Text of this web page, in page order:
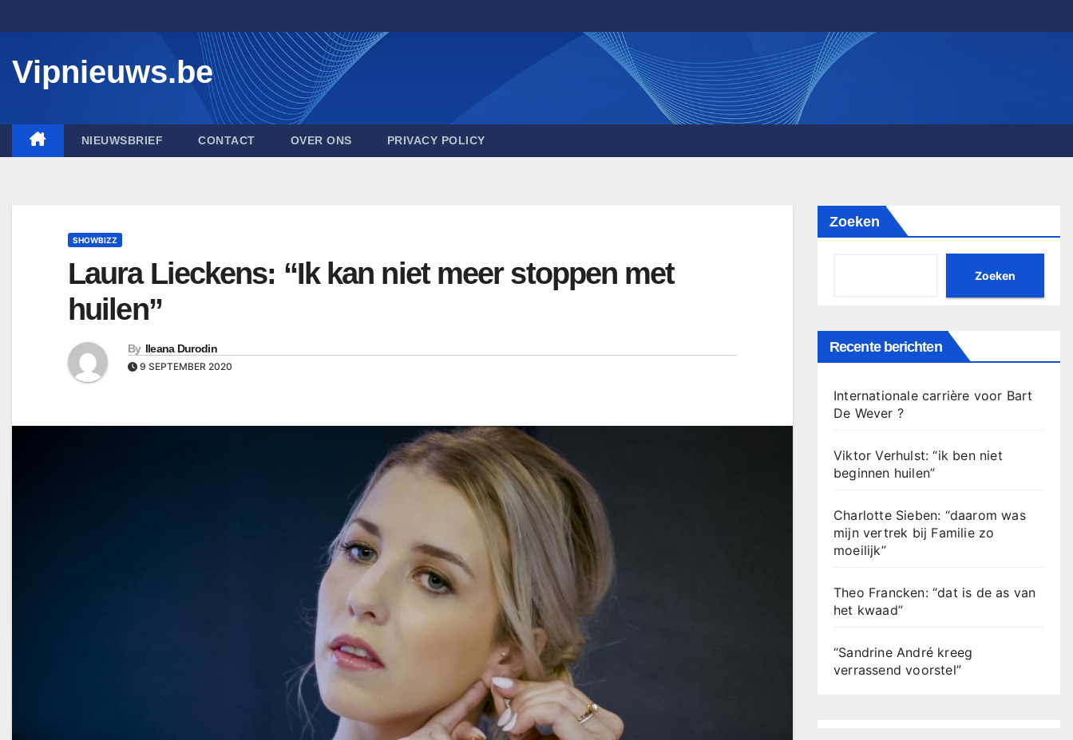
to
Vipnieuws.be
NIEUWSBRIEF CONTACT OVER ONS PRIVACY POLICY
SHOWBIZZ
Laura Lieckens: “Ik kan niet meer stoppen met
huilen”
By Ileana Durodin
9 SEPTEMBER 2020
Zoeken
Zoeken
Recente berichten
Internationale carrière voor Bart
De Wever ?
Viktor Verhulst: “ik ben niet
beginnen huilen”
Charlotte Sieben: “daarom was
mijn vertrek bij Familie zo
moeilijk”
Theo Francken: “dat is de as van
het kwaad”
“Sandrine André kreeg
verrassend voorstel”